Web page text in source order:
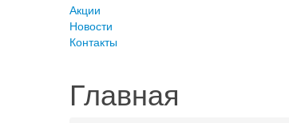
Акции
Новости
Контакты
Главная